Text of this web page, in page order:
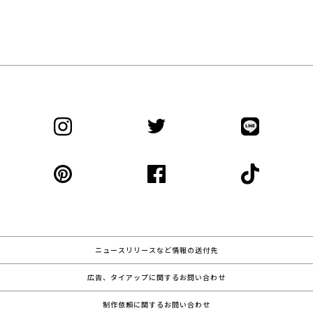
ニュースリリースなど情報の送付先
広告、タイアップに関するお問い合わせ
制作依頼に関するお問い合わせ